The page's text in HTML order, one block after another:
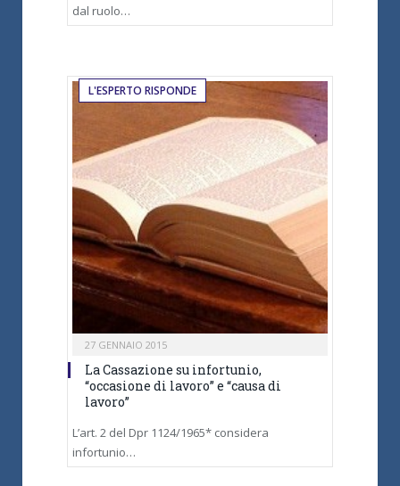
dal ruolo…
L'ESPERTO RISPONDE
27 GENNAIO 2015
La Cassazione su infortunio,
“occasione di lavoro” e “causa di
lavoro”
L’art. 2 del Dpr 1124/1965* considera
infortunio…